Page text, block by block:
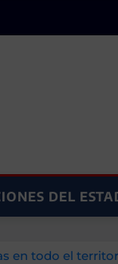
DEL
en todo el